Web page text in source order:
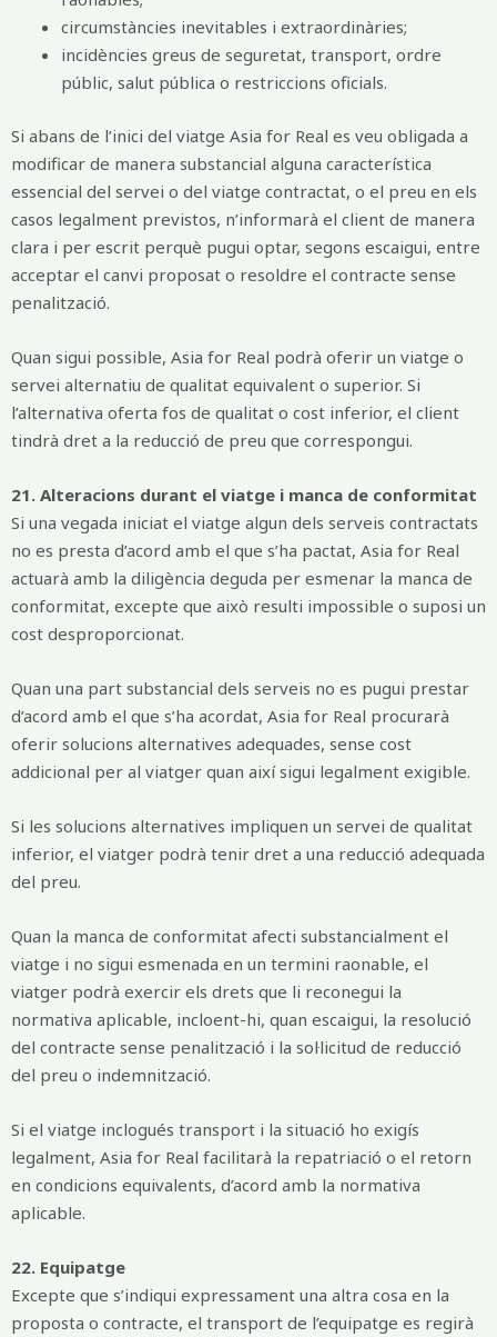
circumstàncies inevitables i extraordinàries;
incidències greus de seguretat, transport, ordre
públic, salut pública o restriccions oficials.
Si abans de l’inici del viatge Asia for Real es veu obligada a
modificar de manera substancial alguna característica
essencial del servei o del viatge contractat, o el preu en els
casos legalment previstos, n’informarà el client de manera
clara i per escrit perquè pugui optar, segons escaigui, entre
acceptar el canvi proposat o resoldre el contracte sense
penalització.
Quan sigui possible, Asia for Real podrà oferir un viatge o
servei alternatiu de qualitat equivalent o superior. Si
l’alternativa oferta fos de qualitat o cost inferior, el client
tindrà dret a la reducció de preu que correspongui.
21. Alteracions durant el viatge i manca de conformitat
Si una vegada iniciat el viatge algun dels serveis contractats
no es presta d’acord amb el que s’ha pactat, Asia for Real
actuarà amb la diligència deguda per esmenar la manca de
conformitat, excepte que això resulti impossible o suposi un
cost desproporcionat.
Quan una part substancial dels serveis no es pugui prestar
d’acord amb el que s’ha acordat, Asia for Real procurarà
oferir solucions alternatives adequades, sense cost
addicional per al viatger quan així sigui legalment exigible.
Si les solucions alternatives impliquen un servei de qualitat
inferior, el viatger podrà tenir dret a una reducció adequada
del preu.
Quan la manca de conformitat afecti substancialment el
viatge i no sigui esmenada en un termini raonable, el
viatger podrà exercir els drets que li reconegui la
normativa aplicable, incloent-hi, quan escaigui, la resolució
del contracte sense penalització i la sol·licitud de reducció
del preu o indemnització.
Si el viatge inclogués transport i la situació ho exigís
legalment, Asia for Real facilitarà la repatriació o el retorn
en condicions equivalents, d’acord amb la normativa
aplicable.
22. Equipatge
Excepte que s’indiqui expressament una altra cosa en la
proposta o contracte, el transport de l’equipatge es regirà